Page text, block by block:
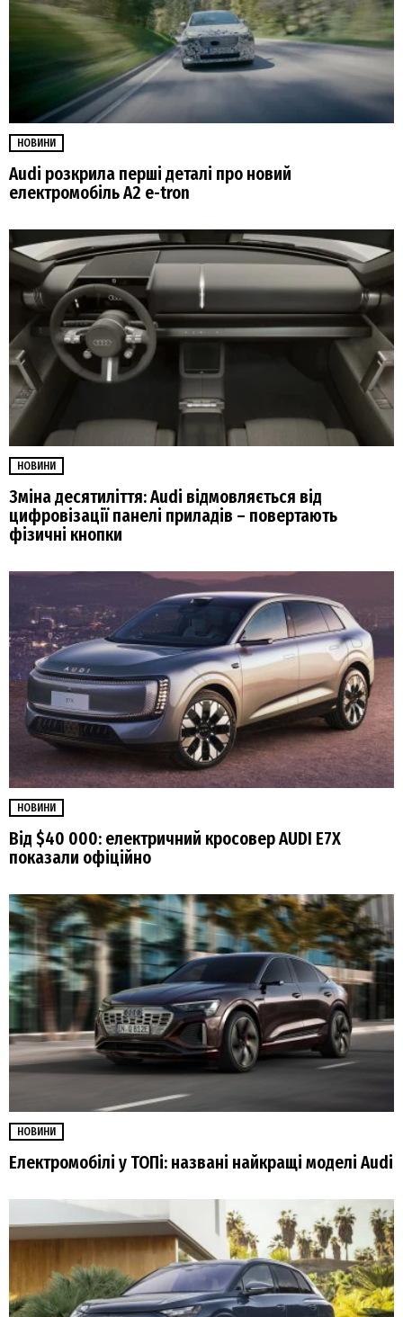
НОВИНИ
Audi розкрила перші деталі про новий
електромобіль A2 e-tron
НОВИНИ
Зміна десятиліття: Audi відмовляється від
цифровізації панелі приладів – повертають
фізичні кнопки
НОВИНИ
Від $40 000: електричний кросовер AUDI E7X
показали офіційно
НОВИНИ
Електромобілі у ТОПі: названі найкращі моделі Audi